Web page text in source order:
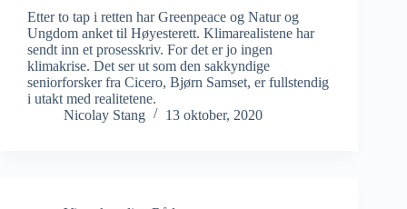
Etter to tap i retten har Greenpeace og Natur og
Ungdom anket til Høyesterett. Klimarealistene har
sendt inn et prosesskriv. For det er jo ingen
klimakrise. Det ser ut som den sakkyndige
seniorforsker fra Cicero, Bjørn Samset, er fullstendig
i utakt med realitetene.
Nicolay Stang
13 oktober, 2020